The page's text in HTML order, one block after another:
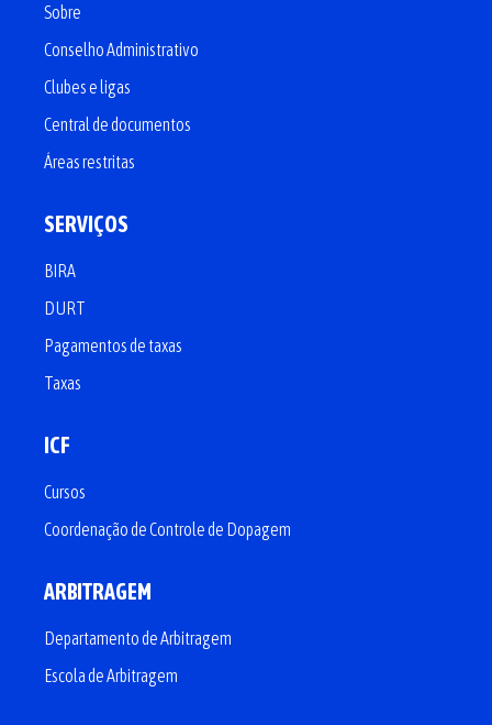
Sobre
Conselho Administrativo
Clubes e ligas
Central de documentos
Áreas restritas
SERVIÇOS
BIRA
DURT
Pagamentos de taxas
Taxas
ICF
Cursos
Coordenação de Controle de Dopagem
ARBITRAGEM
Departamento de Arbitragem
Escola de Arbitragem